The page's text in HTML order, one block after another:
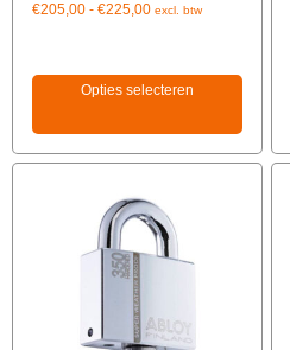
€205,00 - €225,00 excl. btw
Opties selecteren